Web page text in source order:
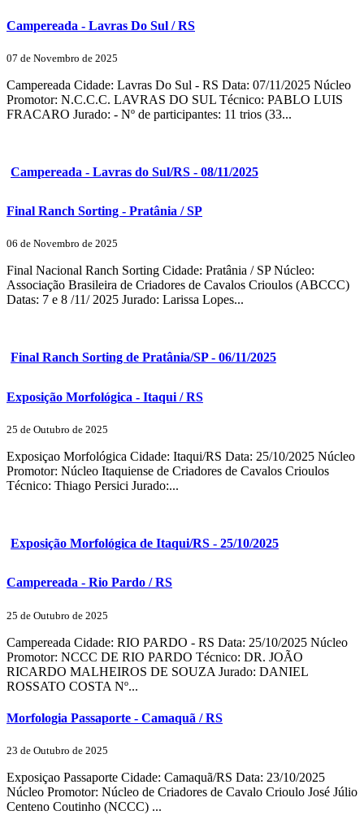
Campereada - Lavras Do Sul / RS
07 de Novembro de 2025
Campereada Cidade: Lavras Do Sul - RS Data: 07/11/2025 Núcleo
Promotor: N.C.C.C. LAVRAS DO SUL Técnico: PABLO LUIS
FRACARO Jurado: - Nº de participantes: 11 trios (33...
Campereada - Lavras do Sul/RS - 08/11/2025
Final Ranch Sorting - Pratânia / SP
06 de Novembro de 2025
Final Nacional Ranch Sorting Cidade: Pratânia / SP Núcleo:
Associação Brasileira de Criadores de Cavalos Crioulos (ABCCC)
Datas: 7 e 8 /11/ 2025 Jurado: Larissa Lopes...
Final Ranch Sorting de Pratânia/SP - 06/11/2025
Exposição Morfológica - Itaqui / RS
25 de Outubro de 2025
Exposiçao Morfológica Cidade: Itaqui/RS Data: 25/10/2025 Núcleo
Promotor: Núcleo Itaquiense de Criadores de Cavalos Crioulos
Técnico: Thiago Persici Jurado:...
Exposição Morfológica de Itaqui/RS - 25/10/2025
Campereada - Rio Pardo / RS
25 de Outubro de 2025
Campereada Cidade: RIO PARDO - RS Data: 25/10/2025 Núcleo
Promotor: NCCC DE RIO PARDO Técnico: DR. JOÃO
RICARDO MALHEIROS DE SOUZA Jurado: DANIEL
ROSSATO COSTA Nº...
Morfologia Passaporte - Camaquã / RS
23 de Outubro de 2025
Exposiçao Passaporte Cidade: Camaquã/RS Data: 23/10/2025
Núcleo Promotor: Núcleo de Criadores de Cavalo Crioulo José Júlio
Centeno Coutinho (NCCC) ...